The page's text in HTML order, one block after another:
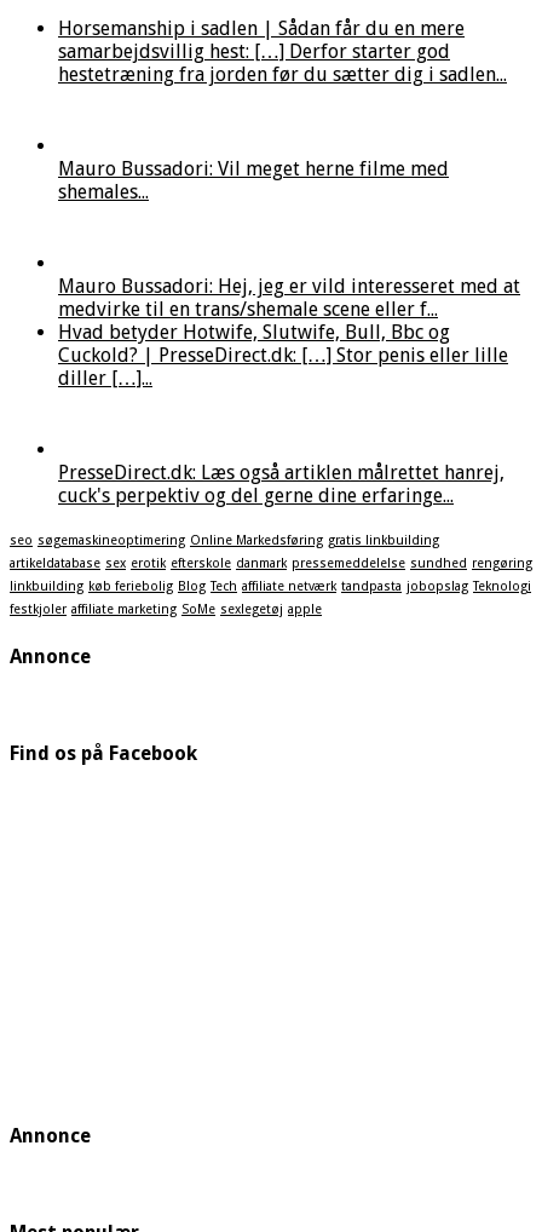
Horsemanship i sadlen | Sådan får du en mere
samarbejdsvillig hest: […] Derfor starter god
hestetræning fra jorden før du sætter dig i sadlen...
Mauro Bussadori: Vil meget herne filme med
shemales...
Mauro Bussadori: Hej, jeg er vild interesseret med at
medvirke til en trans/shemale scene eller f...
Hvad betyder Hotwife, Slutwife, Bull, Bbc og
Cuckold? | PresseDirect.dk: […] Stor penis eller lille
diller […]...
PresseDirect.dk: Læs også artiklen målrettet hanrej,
cuck's perpektiv og del gerne dine erfaringe...
seo søgemaskineoptimering Online Markedsføring gratis linkbuilding
artikeldatabase sex erotik efterskole danmark pressemeddelelse sundhed rengøring
linkbuilding køb feriebolig Blog Tech affiliate netværk tandpasta jobopslag Teknologi
festkjoler affiliate marketing SoMe sexlegetøj apple
Annonce
Find os på Facebook
Annonce